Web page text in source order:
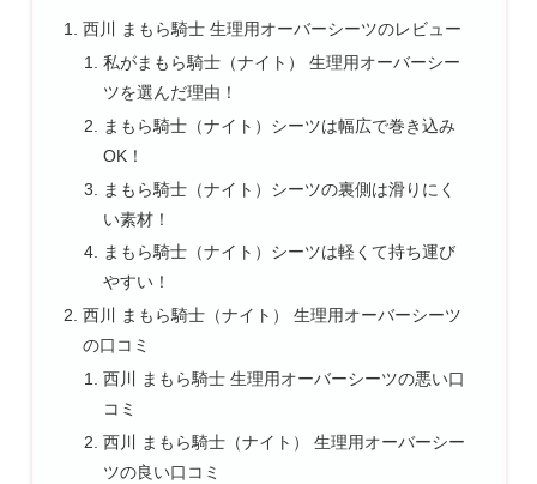
西川 まもら騎士 生理用オーバーシーツのレビュー
私がまもら騎士（ナイト） 生理用オーバーシー
ツを選んだ理由！
まもら騎士（ナイト）シーツは幅広で巻き込み
OK！
まもら騎士（ナイト）シーツの裏側は滑りにく
い素材！
まもら騎士（ナイト）シーツは軽くて持ち運び
やすい！
西川 まもら騎士（ナイト） 生理用オーバーシーツ
の口コミ
西川 まもら騎士 生理用オーバーシーツの悪い口
コミ
西川 まもら騎士（ナイト） 生理用オーバーシー
ツの良い口コミ